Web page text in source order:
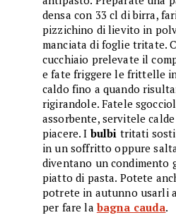
densa con 33 cl di birra,
pizzichino di lievito in
manciata di foglie tritate.
cucchiaio prelevate il
e fate friggere le frittelle
caldo fino a quando
rigirandole. Fatele
assorbente, servitele
piacere. I bulbi tritati
in un soffritto oppure
diventano un condimento
piatto di pasta. Potete
potrete in autunno usarli
per fare la bagna cauda.